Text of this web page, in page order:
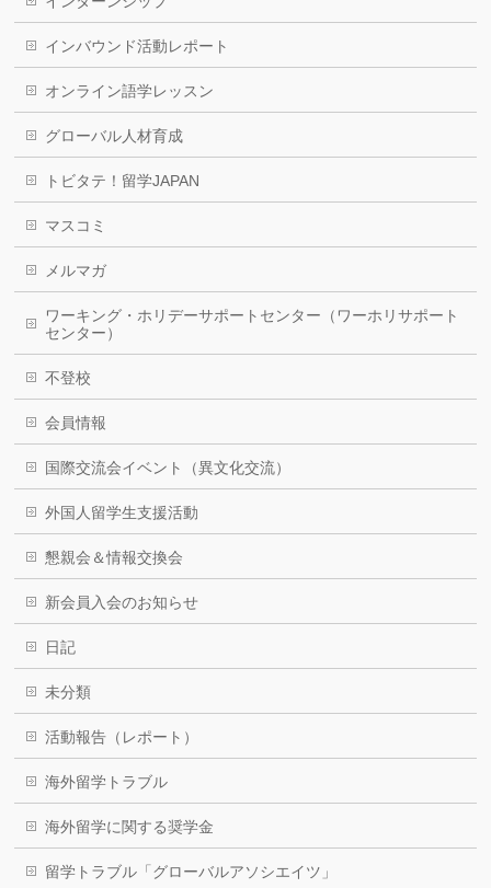
インバウンド活動レポート
オンライン語学レッスン
グローバル人材育成
トビタテ！留学JAPAN
マスコミ
メルマガ
ワーキング・ホリデーサポートセンター（ワーホリサポート
センター）
不登校
会員情報
国際交流会イベント（異文化交流）
外国人留学生支援活動
懇親会＆情報交換会
新会員入会のお知らせ
日記
未分類
活動報告（レポート）
海外留学トラブル
海外留学に関する奨学金
留学トラブル「グローバルアソシエイツ」